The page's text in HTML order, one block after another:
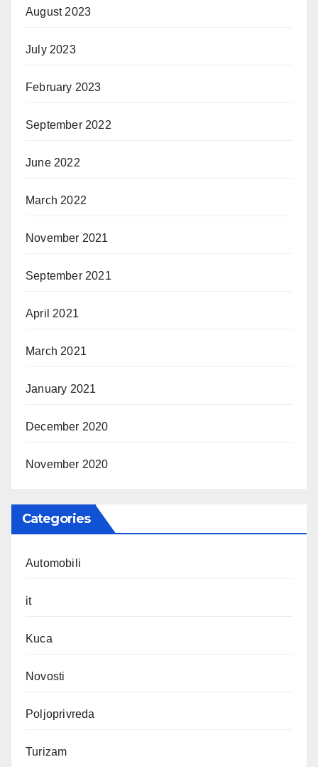
August 2023
July 2023
February 2023
September 2022
June 2022
March 2022
November 2021
September 2021
April 2021
March 2021
January 2021
December 2020
November 2020
Categories
Automobili
it
Kuca
Novosti
Poljoprivreda
Turizam